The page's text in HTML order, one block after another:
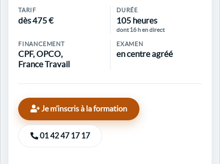
TARIF
dès 475 €
DURÉE
105 heures
dont 16 h en direct
FINANCEMENT
CPF, OPCO,
France Travail
EXAMEN
en centre agréé
Je m’inscris à la formation
01 42 47 17 17